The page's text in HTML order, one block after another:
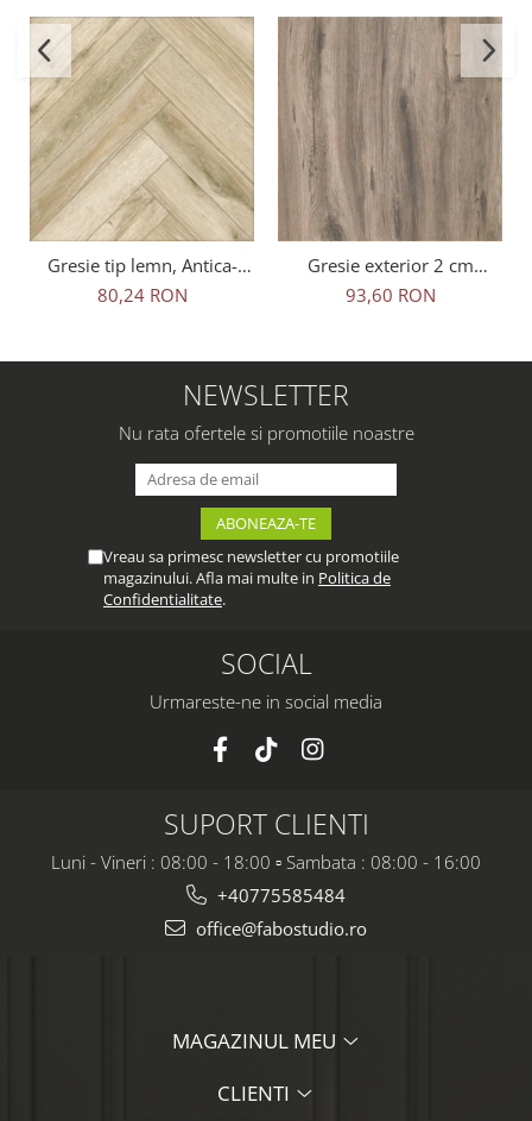
Gresie tip lemn, Antica-
Rustic Natural 6093, 45x45
cm, portelanata, bej, finisaj
80,24 RON
Gresie exterior 2 cm
Natura Wood Oak Outdoor
maro, 0.73mp/cut
93,60 RON
NEWSLETTER
Nu rata ofertele si promotiile noastre
Vreau sa primesc newsletter cu promotiile
magazinului. Afla mai multe in Politica de
Confidentialitate.
SOCIAL
Urmareste-ne in social media
SUPORT CLIENTI
Luni - Vineri : 08:00 - 18:00 ▫️ Sambata : 08:00 - 16:00
+40775585484
office@fabostudio.ro
MAGAZINUL MEU
CLIENTI